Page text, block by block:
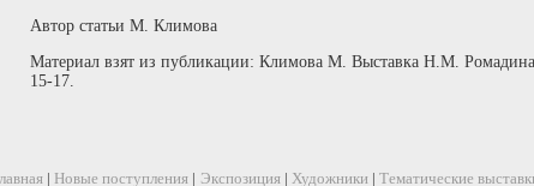
Автор статьи М. Климова
Материал взят из публикации: Климова М. Выставка Н.М.
15-17.
| Новые поступления | Экспозиция | Художники | Тематические